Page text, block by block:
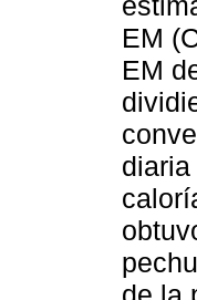
EM
EM